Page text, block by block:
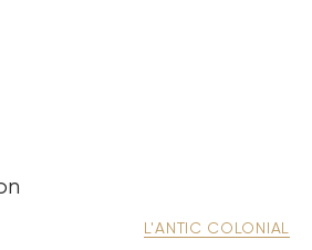
L'ANTIC COLONIAL